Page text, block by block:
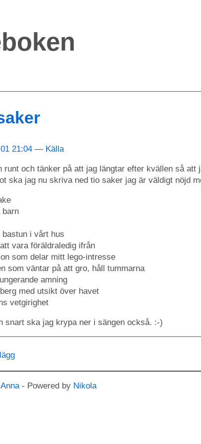
21:04 Källa
runt och tänker på att jag längtar efter kvällen så att
ska jag nu skriva ned tio saker jag är väldigt nöjd
barn
i vårt hus
vara föräldraledig ifrån
som delar mitt lego-intresse
som väntar på att gro, håll tummarna
amning
med utsikt över havet
vetgirighet
snart ska jag krypa ner i sängen också. :-)
Anna - Powered by Nikola